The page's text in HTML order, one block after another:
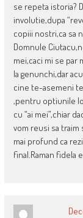
se repeta istoria?
involutie,dupa
copiii nostri,ca sa
Domnule
mei,caci mi se par
la genunchi,dar
cine te-asemeni
,pentru optiunile
cu “ai mei”,chiar
vom reusi sa traim
mai profund ca
final.Raman fidela